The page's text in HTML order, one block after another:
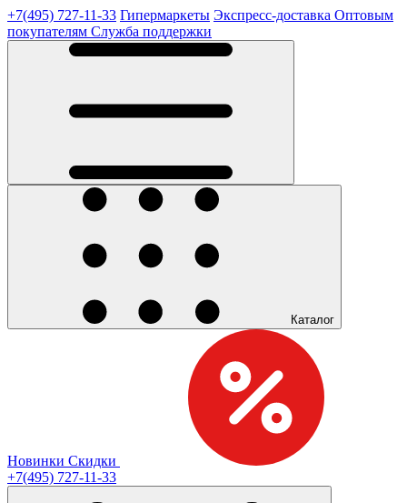
+7(495) 727-11-33 Гипермаркеты Экспресс-доставка Оптовым
покупателям Служба поддержки
Каталог
Новинки Скидки
+7(495) 727-11-33